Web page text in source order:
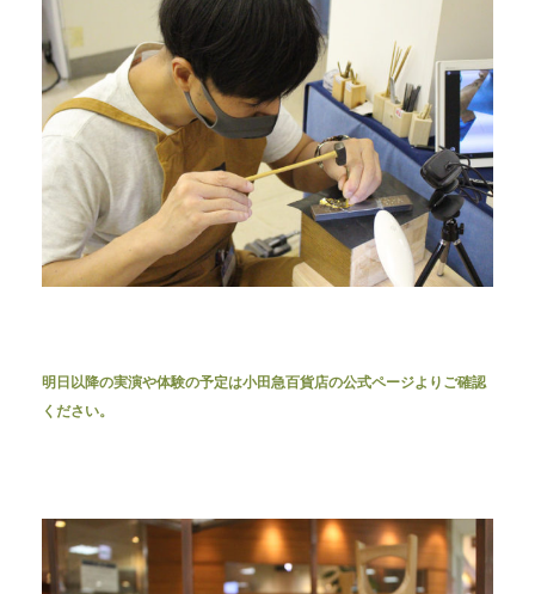
明日以降の実演や体験の予定は小田急百貨店の公式ページよりご確認
ください。